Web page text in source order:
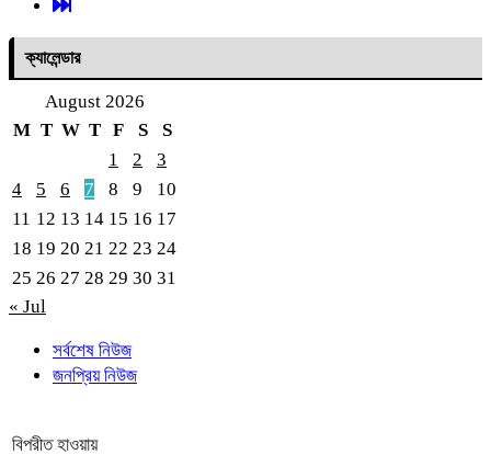
ক্যালেন্ডার
August 2026
M T W T F S
S
1
2
3
4
5 6 7 8 9
10
11 12 13 14 15 16 17
18 19 20 21 22 23 24
25 26 27 28 29 30 31
« Jul
সর্বশেষ নিউজ
জনপ্রিয় নিউজ
বিপরীত হাওয়ায়